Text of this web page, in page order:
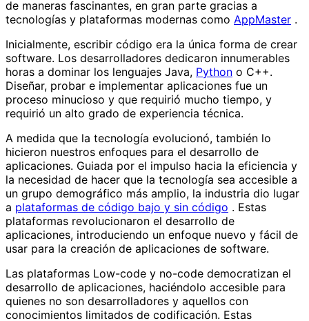
de maneras fascinantes, en gran parte gracias a
tecnologías y plataformas modernas como AppMaster .
Inicialmente, escribir código era la única forma de crear
software. Los desarrolladores dedicaron innumerables
horas a dominar los lenguajes Java, Python o C++.
Diseñar, probar e implementar aplicaciones fue un
proceso minucioso y que requirió mucho tiempo, y
requirió un alto grado de experiencia técnica.
A medida que la tecnología evolucionó, también lo
hicieron nuestros enfoques para el desarrollo de
aplicaciones. Guiada por el impulso hacia la eficiencia y
la necesidad de hacer que la tecnología sea accesible a
un grupo demográfico más amplio, la industria dio lugar
a plataformas de código bajo y sin código . Estas
plataformas revolucionaron el desarrollo de
aplicaciones, introduciendo un enfoque nuevo y fácil de
usar para la creación de aplicaciones de software.
Las plataformas Low-code y no-code democratizan el
desarrollo de aplicaciones, haciéndolo accesible para
quienes no son desarrolladores y aquellos con
conocimientos limitados de codificación. Estas